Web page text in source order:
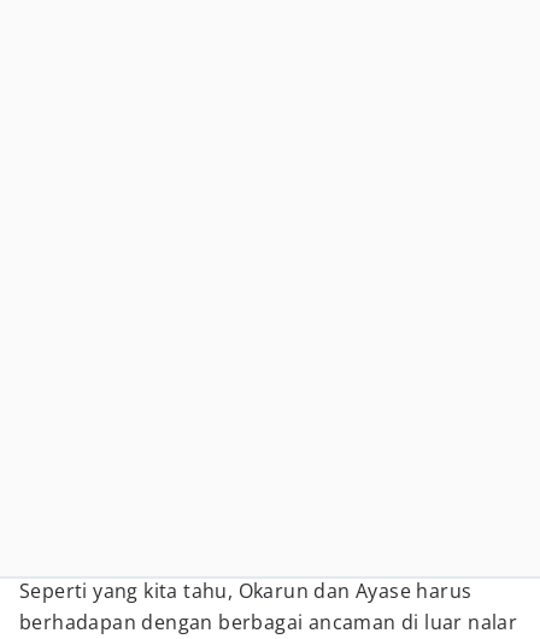
Seperti yang kita tahu, Okarun dan Ayase harus
berhadapan dengan berbagai ancaman di luar nalar